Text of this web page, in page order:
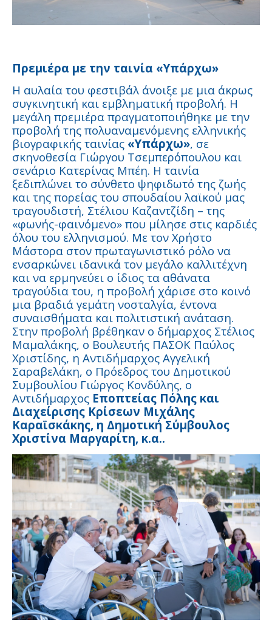
Πρεμιέρα με την ταινία «Υπάρχω»
Η αυλαία του φεστιβάλ άνοιξε με μια άκρως
συγκινητική και εμβληματική προβολή. Η
μεγάλη πρεμιέρα πραγματοποιήθηκε με την
προβολή της πολυαναμενόμενης ελληνικής
βιογραφικής ταινίας «Υπάρχω», σε
σκηνοθεσία Γιώργου Τσεμπερόπουλου και
σενάριο Κατερίνας Μπέη. Η ταινία
ξεδιπλώνει το σύνθετο ψηφιδωτό της ζωής
και της πορείας του σπουδαίου λαϊκού μας
τραγουδιστή, Στέλιου Καζαντζίδη – της
«φωνής-φαινόμενο» που μίλησε στις καρδιές
όλου του ελληνισμού. Με τον Χρήστο
Μάστορα στον πρωταγωνιστικό ρόλο να
ενσαρκώνει ιδανικά τον μεγάλο καλλιτέχνη
και να ερμηνεύει ο ίδιος τα αθάνατα
τραγούδια του, η προβολή χάρισε στο κοινό
μια βραδιά γεμάτη νοσταλγία, έντονα
συναισθήματα και πολιτιστική ανάταση.
Στην προβολή βρέθηκαν ο δήμαρχος Στέλιος
Μαμαλάκης, ο Βουλευτής ΠΑΣΟΚ Παύλος
Χριστίδης, η Αντιδήμαρχος Αγγελική
Σαραβελάκη, ο Πρόεδρος του Δημοτικού
Συμβουλίου Γιώργος Κονδύλης, ο
Αντιδήμαρχος Εποπτείας Πόλης και
Διαχείρισης Κρίσεων Μιχάλης
Καραϊσκάκης, η Δημοτική Σύμβουλος
Χριστίνα Μαργαρίτη, κ.α..